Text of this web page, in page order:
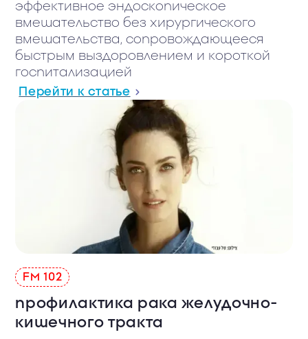
эффективное эндоскопическое
вмешательство без хирургического
вмешательства, сопровождающееся
быстрым выздоровлением и короткой
госпитализацией
Перейти к статье
102 FМ
профилактика рака желудочно-
кишечного тракта